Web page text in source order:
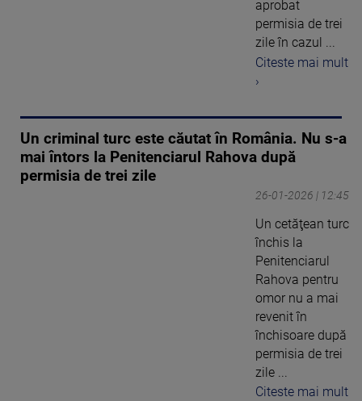
aprobat
permisia de trei
zile în cazul ...
Citeste mai mult
›
Un criminal turc este căutat în România. Nu s-a
mai întors la Penitenciarul Rahova după
permisia de trei zile
26-01-2026 | 12:45
Un cetăţean turc
închis la
Penitenciarul
Rahova pentru
omor nu a mai
revenit în
închisoare după
permisia de trei
zile ...
Citeste mai mult